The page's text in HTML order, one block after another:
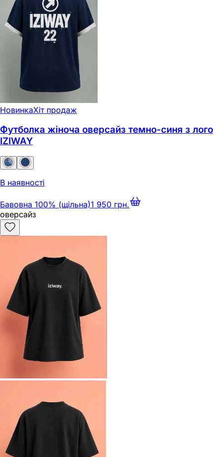
НовинкаХіт продаж
Футболка жіноча оверсайз темно-синя з лого
IZIWAY
В наявності
Бавовна 100% (щільна)1 950 грн.
оверсайз